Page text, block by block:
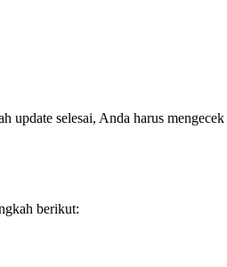
update selesai, Anda harus
berikut: